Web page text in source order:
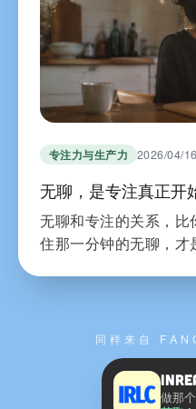
专注力与生产力 2026/04/16
无聊，是专注真正开
无聊和专注的关系，比
住那一分钟的无聊，才
同样来自
做那